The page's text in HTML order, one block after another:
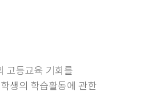
고등교육 기회를
생의 학습활동에 관한